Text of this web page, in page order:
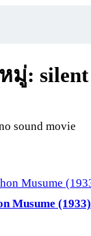
มู่: silent
sound movie
Musume (1933)